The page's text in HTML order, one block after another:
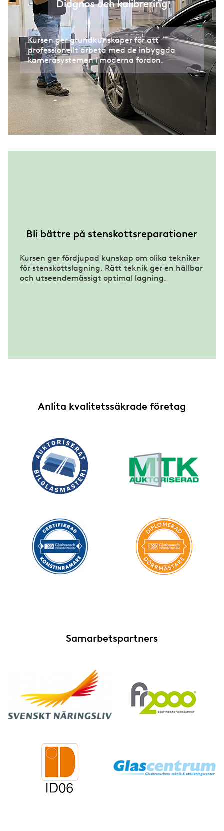
Diagnos och kalibrering
Kursen ger grundkunskaper för att
professionellt arbeta med de inbyggda
kamerasystemen i moderna fordon.
Bli bättre på stenskottsreparationer
Kursen ger fördjupad kunskap om olika tekniker
för stenskottslagning. Rätt teknik ger en hållbar
och utseendemässigt optimal lagning.
Anlita kvalitetssäkrade företag
Samarbetspartners